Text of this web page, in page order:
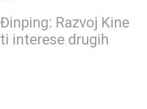
Đinping: Razvoj Kine
interese drugih